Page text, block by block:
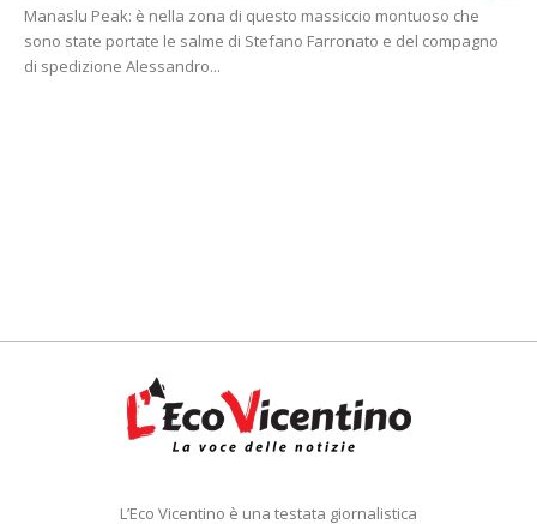
Manaslu Peak: è nella zona di questo massiccio montuoso che
sono state portate le salme di Stefano Farronato e del compagno
di spedizione Alessandro...
L’Eco Vicentino è una testata giornalistica